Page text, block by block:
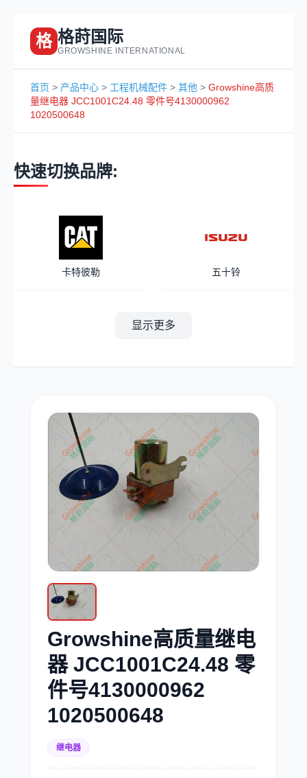
格 格莳国际
GROWSHINE INTERNATIONAL
首页 > 产品中心 > 工程机械配件 > 其他 > Growshine高质
量继电器 JCC1001C24.48 零件号4130000962
1020500648
快速切换品牌:
卡特彼勒 五十铃
其他 小松
沃尔沃 康明斯
日立 久保田
三菱 博世
洋马
显示更多
Growshine高质量继电
器 JCC1001C24.48 零
件号4130000962
1020500648
继电器